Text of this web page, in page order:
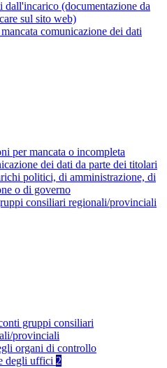
dall'incarico (documentazione da
sul sito web)
comunicazione dei dati
per mancata o incompleta
dei dati da parte dei titolari
politici, di amministrazione, di
o di governo
consiliari regionali/provinciali
gruppi consiliari
provinciali
organi di controllo
degli uffici 2